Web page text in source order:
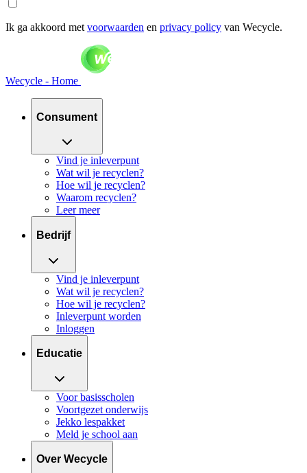
Ik ga akkoord met voorwaarden en privacy policy van Wecycle.
Wecycle - Home
Consument
Vind je inleverpunt
Wat wil je recyclen?
Hoe wil je recyclen?
Waarom recyclen?
Leer meer
Bedrijf
Vind je inleverpunt
Wat wil je recyclen?
Hoe wil je recyclen?
Inleverpunt worden
Inloggen
Educatie
Voor basisscholen
Voortgezet onderwijs
Jekko lespakket
Meld je school aan
Over Wecycle